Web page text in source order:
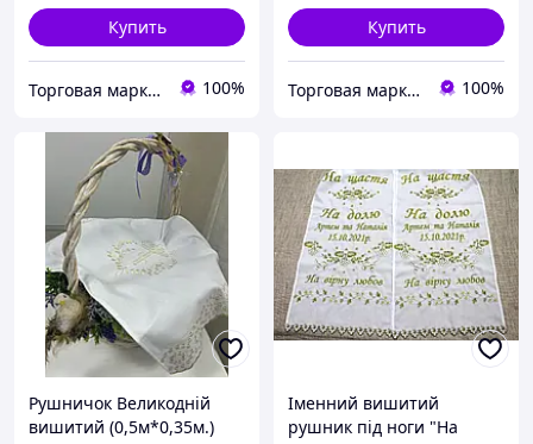
Купить
Торговая марка "Світ вишивки" Рівненський виробник вишитих виробів 100%
Купить
Торговая марка "Світ вишивки" Рівненський виробник вишитих виробів 100%
Рушничок Великодній
вишитий (0,5м*0,35м.)
Іменний вишитий
рушник під ноги "На